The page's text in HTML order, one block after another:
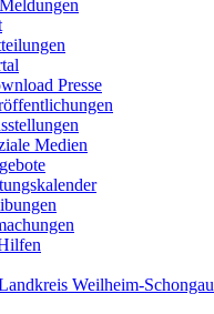
Presse
Medien
Weilheim-Schongau